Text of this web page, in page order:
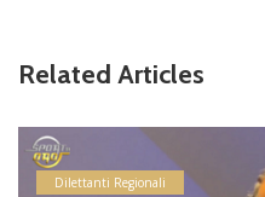
Related Articles
Dilettanti Regionali